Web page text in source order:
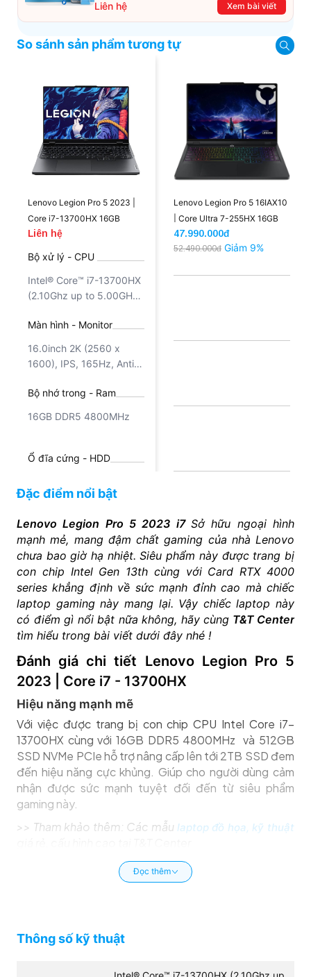
hướng dẫn chi tiết cách mua hàng trực tuyến qua
các kênh online Website, Zalo, Messenger và
dễ dàng và nhanh chóng nhất. Cùng xem ngay
Liên hệ Xem bài viết
So sánh sản phẩm tương tự
Lenovo Legion Pro 5 2023 |
Core i7-13700HX 16GB
512GB RTX 4060 8GB 16'' 2K
165Hz (New)
Liên hệ
Bộ xử lý - CPU
Intel® Core™ i7-13700HX
(2.10Ghz up to 5.00GHz,
Màn hình - Monitor
16.0inch 2K (2560 x
1600), IPS, 165Hz, Anti-
100%sRGB, 300 nits, Low
Bộ nhớ trong - Ram
16GB DDR5 4800MHz
Ổ đĩa cứng - HDD
SSD
Card đồ hoạ - Video
NVIDIA® GeForce RTX™
4060 8GB GDDR6
Lenovo Legion Pro 5 16IAX10
| Core Ultra 7-255HX 16GB
1TB 5070 8GB 16'' 2.5K OLED
(New)
47.990.000đ
52.490.000đ Giảm 9%
Đặc điểm nổi bật
Lenovo Legion Pro 5 2023 i7 Sở hữu ngoại hình
mạnh mẻ, mang đậm chất gaming của nhà Lenovo
chưa bao giờ hạ nhiệt. Siêu phẩm này được trang bị
con chip Intel Gen 13th cùng với Card RTX 4000
series khẳng định về sức mạnh đỉnh cao mà chiếc
laptop gaming này mang lại. Vậy chiếc laptop này
có điểm gì nổi bật nữa không, hãy cùng T&T Center
tìm hiểu trong bài viết dưới đây nhé !
Đánh giá chi tiết Lenovo Legion Pro 5
2023 | Core i7 - 13700HX
Hiệu năng mạnh mẽ
Với việc được trang bị con chip CPU Intel Core i7-
13700HX cùng với 16GB DDR5 4800MHz và 512GB
SSD NVMe PCIe hỗ trợ nâng cấp lên tới 2TB SSD đem
đến hiệu năng cực khủng. Giúp cho người dùng cảm
nhận được sức mạnh tuyệt đối đến từ siêu phẩm
gaming này.
>> Tham khảo thêm: Các mẫu laptop đồ họa, kỹ thuật
Đọc thêm
Thông số kỹ thuật